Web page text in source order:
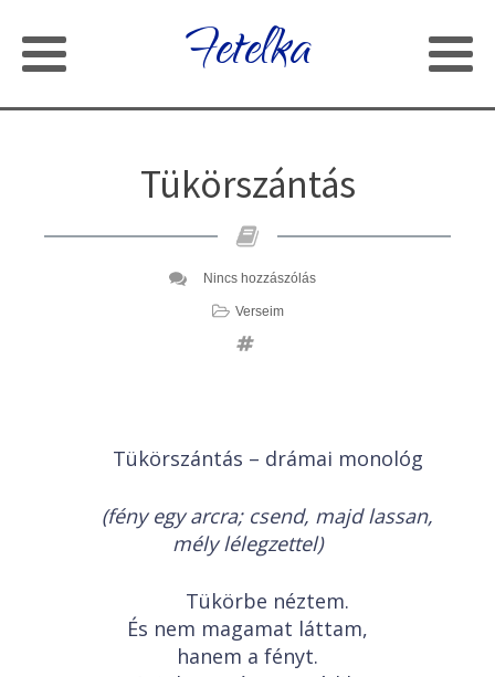
Fetelka
Tükörszántás
Nincs hozzászólás
Verseim
Tükörszántás – drámai monológ
(fény egy arcra; csend, majd lassan,
mély lélegzettel)
Tükörbe néztem.
És nem magamat láttam,
hanem a fényt.